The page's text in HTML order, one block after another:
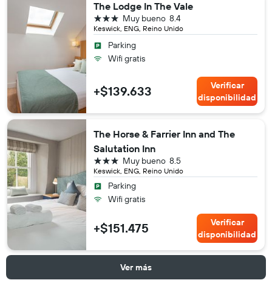
The Lodge In The Vale
Keswick, ENG, Reino Unido
8.4
Muy bueno
3 estrellas
Parking
Wifi gratis
+$139.633
Verificar
disponibilidad
The Horse & Farrier Inn and The
Salutation Inn
Keswick, ENG, Reino Unido
8.5
Muy bueno
3 estrellas
Parking
Wifi gratis
+$151.475
Verificar
disponibilidad
Ver más